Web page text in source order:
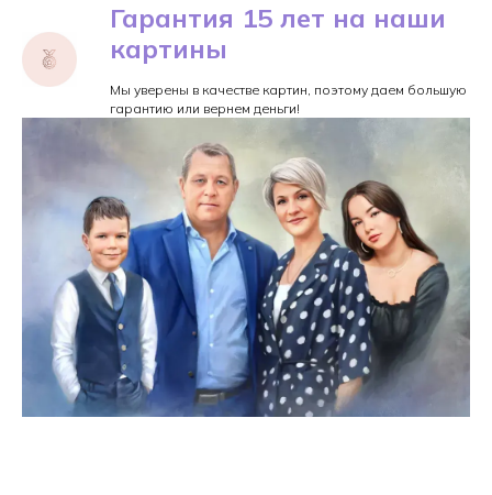
Гарантия 15 лет на наши
картины
Мы уверены в качестве картин, поэтому даем большую
гарантию или вернем деньги!